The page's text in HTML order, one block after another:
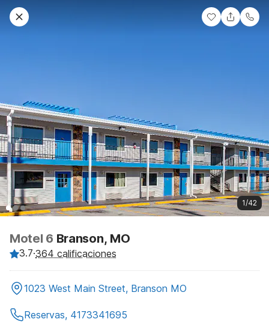
1/42
Motel 6 Branson, MO
3.7·364 calificaciones
1023 West Main Street, Branson MO
Reservas, 4173341695